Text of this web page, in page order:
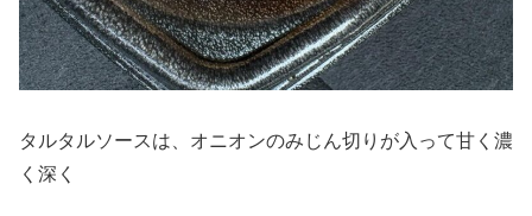
タルタルソースは、オニオンのみじん切りが入って甘く濃
く深く